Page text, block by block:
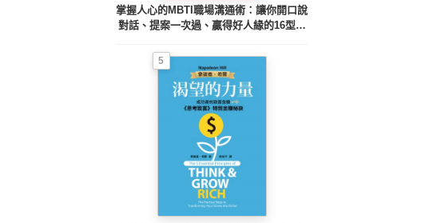
掌握人心的MBTI職場溝通術：讓你開口說
對話、提案一次過、贏得好人緣的16型人
5